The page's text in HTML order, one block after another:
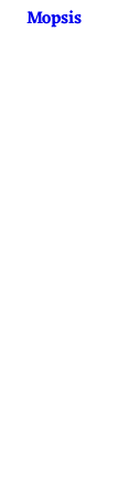
Mopsis